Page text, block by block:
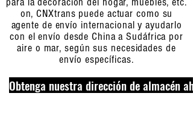
on, CNXtrans puede actuar como su
agente de envío internacional y ayudarlo
con el envío desde China a Sudáfrica por
aire o mar, según sus necesidades de
envío específicas.
Obtenga nuestra dirección de almacén